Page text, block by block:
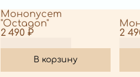
2 490 ₽
Монопусет
"Octagon"
В корзину
2